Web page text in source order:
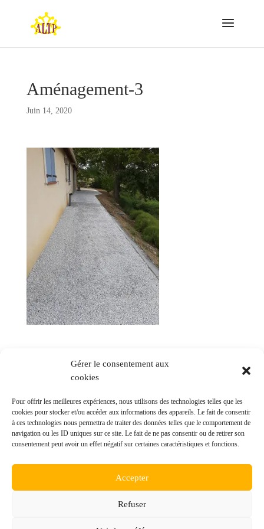
Gérer le consentement aux
cookies
Pour offrir les meilleures expériences, nous utilisons des technologies telles que les
cookies pour stocker et/ou accéder aux informations des appareils. Le fait de consentir
à ces technologies nous permettra de traiter des données telles que le comportement de
navigation ou les ID uniques sur ce site. Le fait de ne pas consentir ou de retirer son
consentement peut avoir un effet négatif sur certaines caractéristiques et fonctions.
Accepter
Refuser
Aménagement-3
Juin 14, 2020
Commentaires récents
Mentions légales